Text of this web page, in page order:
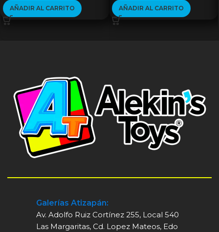
AÑADIR AL CARRITO AÑADIR AL CARRITO
Galerías Atizapán:
Av. Adolfo Ruiz Cortínez 255, Local 540
Las Margaritas, Cd. Lopez Mateos, Edo